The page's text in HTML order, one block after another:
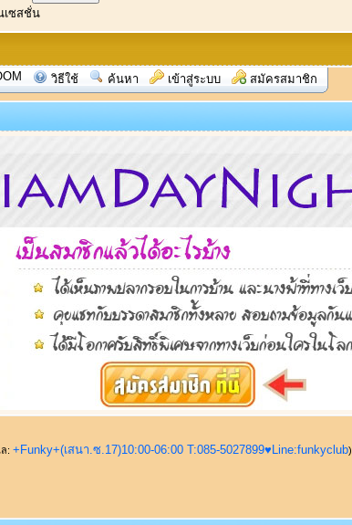
เซสชั่น
วิธีใช้ ค้นหา เข้าสู่ระบบ สมัครสมาชิก
: +Funky+(เสนา.ซ.17)10:00-06:00 T:085-5027899♥Line:funkyclub)